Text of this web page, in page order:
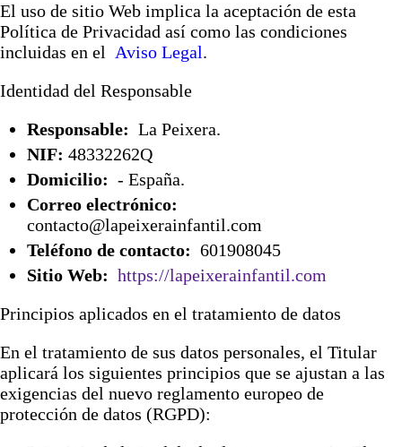
El uso de sitio Web implica la aceptación de esta
Política de Privacidad así como las condiciones
incluidas en el Aviso Legal.
Identidad del Responsable
Responsable: La Peixera.
NIF: 48332262Q
Domicilio: - España.
Correo electrónico:
contacto@lapeixerainfantil.com
Teléfono de contacto: 601908045
Sitio Web: https://lapeixerainfantil.com
Principios aplicados en el tratamiento de datos
En el tratamiento de sus datos personales, el Titular
aplicará los siguientes principios que se ajustan a las
exigencias del nuevo reglamento europeo de
protección de datos (RGPD):